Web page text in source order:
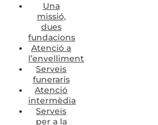
Una
missió,
dues
fundacions
Atenció a
l’envelliment
Serveis
funeraris
Atenció
intermèdia
Serveis
per a la